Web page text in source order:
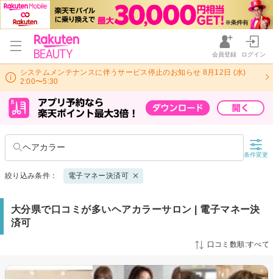
会員登録 ログイン
システムメンテナンスに伴うサービス停止のお知らせ 8月12日 (水)
2:00〜5:30
ヘアカラー
条件変更
絞り込み条件： 電子マネー決済可
大分県で口コミが多いヘアカラーサロン | 電子マネー決
済可
口コミ数順:すべて